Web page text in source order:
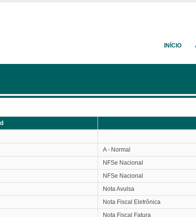
INÍCIO
Id
A - Normal
NFSe Nacional
NFSe Nacional
Nota Avulsa
Nota Fiscal Eletrônica
Nota Fiscal Fatura